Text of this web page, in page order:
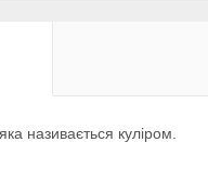
називається куліром.